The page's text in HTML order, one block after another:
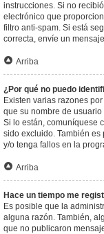
instrucciones. Si no
electrónico que
filtro anti-spam. Si está
correcta, envíe un
Arriba
¿Por qué no puedo
Existen varias razones
que su nombre de
Si lo están, comuníquese
sido excluido. También
y/o tenga fallos en la
Arriba
Hace un tiempo me
Es posible que la
alguna razón. También,
que no publicaron